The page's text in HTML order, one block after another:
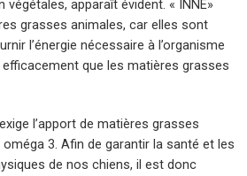
apparaît évident. « INNE»
grasses animales, car elles sont
l’énergie nécessaire à l’organisme
que les matières grasses
l’apport de matières grasses
3. Afin de garantir la santé et les
de nos chiens, il est donc